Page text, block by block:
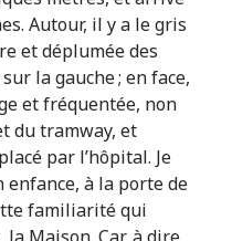
Autour, il y a le gris
et déplumée des
la gauche ; en face,
et fréquentée, non
du tramway, et
par l’hôpital. Je
enfance, à la porte de
familiarité qui